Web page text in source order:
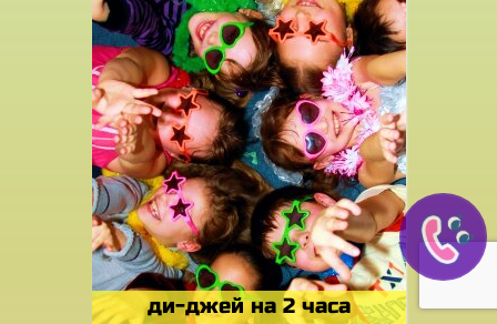
ди-джей на 2 часа